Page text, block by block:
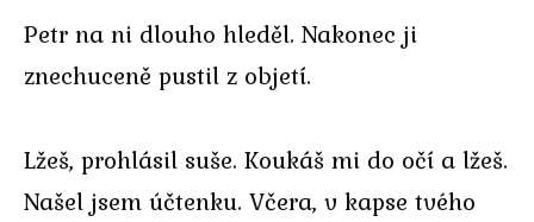
Petr na ni dlouho hleděl. Nakonec ji
znechuceně pustil z objetí.
Lžeš, prohlásil suše. Koukáš mi do očí a lžeš.
Našel jsem účtenku. Včera, v kapse tvého